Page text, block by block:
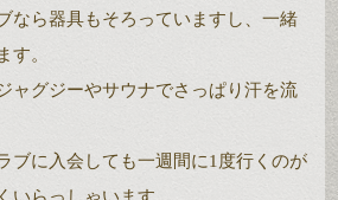
なら器具もそろっていますし、一緒
す。
ャグジーやサウナでさっぱり汗を流
ブに入会しても一週間に1度行くのが